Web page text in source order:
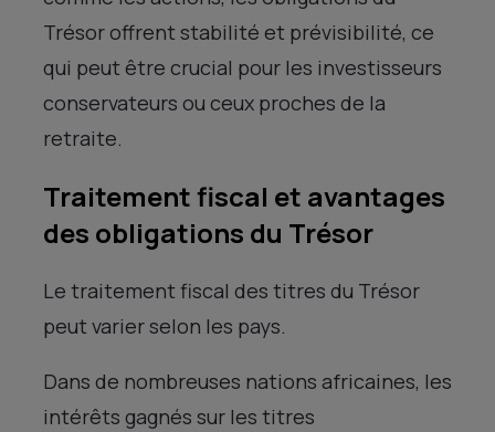
Trésor offrent stabilité et prévisibilité, ce
qui peut être crucial pour les investisseurs
conservateurs ou ceux proches de la
retraite.
Traitement fiscal et avantages
des obligations du Trésor
Le traitement fiscal des titres du Trésor
peut varier selon les pays.
Dans de nombreuses nations africaines, les
intérêts gagnés sur les titres